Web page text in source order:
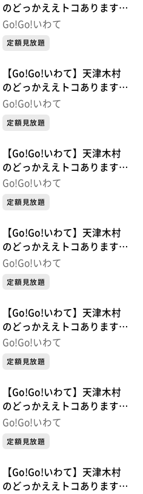
のどっかええトコあります
か？ #27 田野畑村
Go!Go!いわて
定額見放題
【Go!Go!いわて】天津木村
のどっかええトコあります
か？ #26 岩泉町
Go!Go!いわて
定額見放題
【Go!Go!いわて】天津木村
のどっかええトコあります
か？ #25 紫波町
Go!Go!いわて
定額見放題
【Go!Go!いわて】天津木村
のどっかええトコあります
か？ 2周目 #24 葛巻町
Go!Go!いわて
定額見放題
【Go!Go!いわて】天津木村
のどっかええトコあります
か？ #24 矢巾町
Go!Go!いわて
定額見放題
【Go!Go!いわて】天津木村
のどっかええトコあります
か？ 2周目 #23 盛岡市
Go!Go!いわて
定額見放題
【Go!Go!いわて】天津木村
のどっかええトコあります